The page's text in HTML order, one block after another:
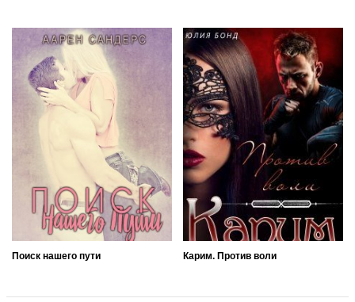
Поиск нашего пути Карим. Против воли